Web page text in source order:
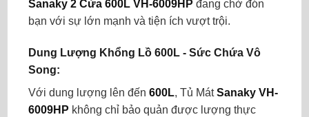
Sanaky 2 Cửa 600L VH-6009HP đang chờ đón
bạn với sự lớn mạnh và tiện ích vượt trội.
Dung Lượng Khổng Lồ 600L - Sức Chứa Vô
Song:
Với dung lượng lên đến 600L, Tủ MátSanaky VH-
6009HP không chỉ bảo quản được lượng thực